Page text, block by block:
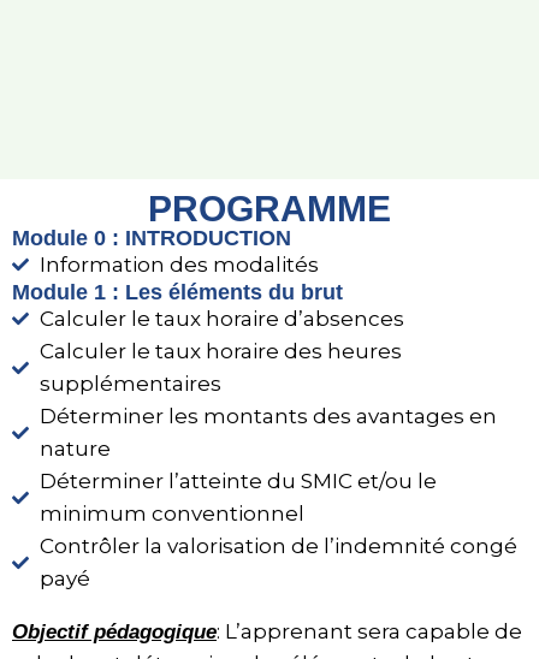
PROGRAMME
Module 0 : INTRODUCTION
Information des modalités
Module 1 : Les éléments du brut
Calculer le taux horaire d’absences
Calculer le taux horaire des heures
supplémentaires
Déterminer les montants des avantages en
nature
Déterminer l’atteinte du SMIC et/ou le
minimum conventionnel
Contrôler la valorisation de l’indemnité congé
payé
Objectif pédagogique: L’apprenant sera capable de